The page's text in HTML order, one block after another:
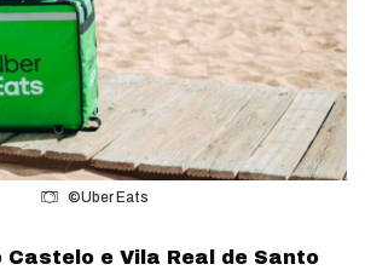
©Uber Eats
Castelo e Vila Real de Santo